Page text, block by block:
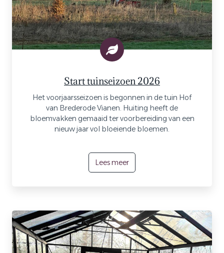
Start tuinseizoen 2026
Het voorjaarsseizoen is begonnen in de tuin Hof
van Brederode Vianen. Huiting heeft de
bloemvakken gemaaid ter voorbereiding van een
nieuw jaar vol bloeiende bloemen.
Lees meer